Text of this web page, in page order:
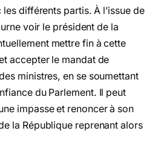
différents partis. À l’issue de
voir le président de la
mettre fin à cette
accepter le mandat de
ministres, en se soumettant
du Parlement. Il peut
impasse et renoncer à son
la République reprenant alors